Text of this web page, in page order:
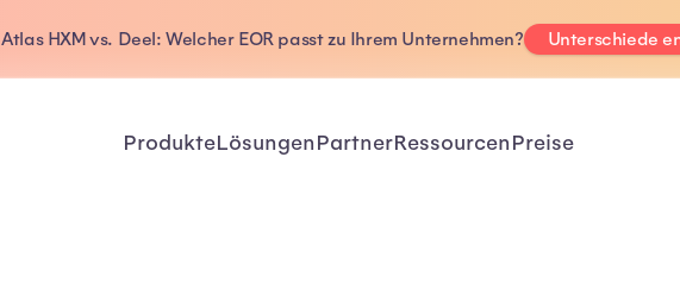
Atlas HXM vs. Deel: Welcher EOR passt zu Ihrem Unternehmen? Unterschiede
ProdukteLösungenPartnerRessourcenPreise